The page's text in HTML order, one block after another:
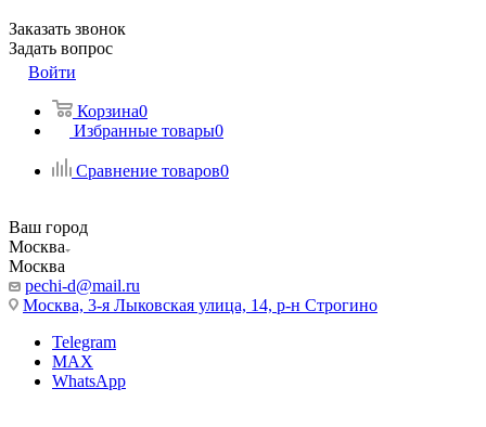
Заказать звонок
Задать вопрос
Войти
Корзина0
Избранные товары0
Сравнение товаров0
Ваш город
Москва
Москва
pechi-d@mail.ru
Москва, 3-я Лыковская улица, 14, р-н Строгино
Telegram
MAX
WhatsApp